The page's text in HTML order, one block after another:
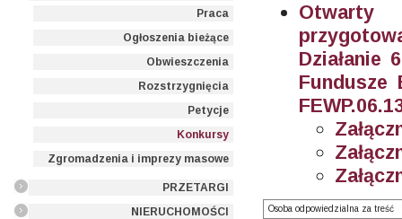
Praca
Ogłoszenia bieżące
Obwieszczenia
Rozstrzygnięcia
Petycje
Konkursy
Zgromadzenia i imprezy masowe
PRZETARGI
NIERUCHOMOŚCI
Działanie
Fundusze
Osoba odpowiedzialna za treść